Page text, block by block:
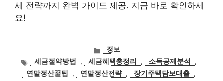
세 전략까지 완벽 가이드 제공. 지금 바로 확인하세
요!
카
테
고
리
정보
태
그
세금절약방법 , 세금혜택총정리 , 소득공제분석
,
연말정산꿀팁
, 연말정산전략 , 장기주택담보대출 ,